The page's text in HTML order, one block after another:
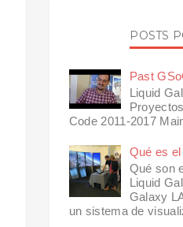
POSTS
Past
Liquid
Code 2011-2017
Qué es
Qué son
Liquid
Galaxy
un sistema de